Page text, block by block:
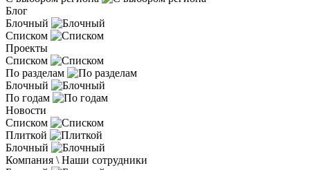
Блог
Блочный
Списком
Проекты
Списком
По разделам
Блочный
По годам
Новости
Списком
Плиткой
Блочный
Компания \ Наши сотрудники